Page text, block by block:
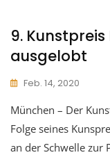
9. Kunstpreis
ausgelobt
Feb. 14, 2020
München – Der
Folge seines
an der Schwelle zur